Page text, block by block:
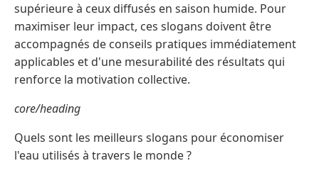
supérieure à ceux diffusés en saison humide. Pour
maximiser leur impact, ces slogans doivent être
accompagnés de conseils pratiques immédiatement
applicables et d'une mesurabilité des résultats qui
renforce la motivation collective.
core/heading
Quels sont les meilleurs slogans pour économiser
l'eau utilisés à travers le monde ?